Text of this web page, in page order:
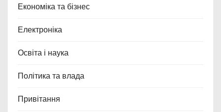
Економіка та бізнес
Електроніка
Освіта і наука
Політика та влада
Привітання